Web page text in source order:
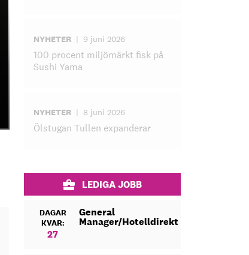
NYHETER | 9 juni 2026
100 procent miljömärkt fisk på
Sushi Yama
NYHETER | 8 juni 2026
Ölstugan Tullen expanderar
LEDIGA JOBB
DAGAR
KVAR:
27
General
Manager/Hotelldirektör